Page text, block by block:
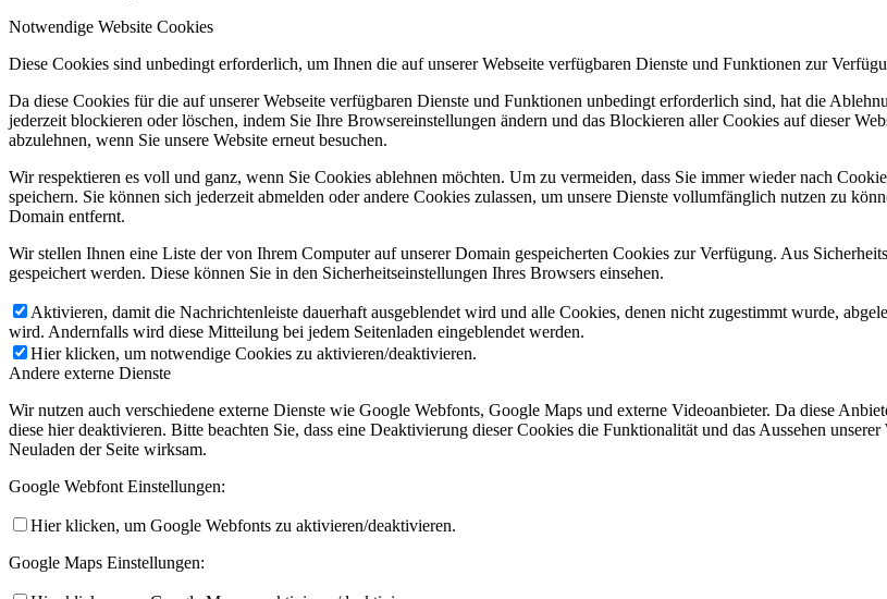
Notwendige Website Cookies
Diese Cookies sind unbedingt erforderlich, um Ihnen die auf unserer Webseite verfügbaren Dienste und Funktionen zur
Da diese Cookies für die auf unserer Webseite verfügbaren Dienste und Funktionen unbedingt erforderlich sind, hat die
jederzeit blockieren oder löschen, indem Sie Ihre Browsereinstellungen ändern und das Blockieren aller Cookies auf dieser
abzulehnen, wenn Sie unsere Website erneut besuchen.
Wir respektieren es voll und ganz, wenn Sie Cookies ablehnen möchten. Um zu vermeiden, dass Sie immer wieder nach
speichern. Sie können sich jederzeit abmelden oder andere Cookies zulassen, um unsere Dienste vollumfänglich nutzen zu
Domain entfernt.
Wir stellen Ihnen eine Liste der von Ihrem Computer auf unserer Domain gespeicherten Cookies zur Verfügung. Aus
gespeichert werden. Diese können Sie in den Sicherheitseinstellungen Ihres Browsers einsehen.
Aktivieren, damit die Nachrichtenleiste dauerhaft ausgeblendet wird und alle Cookies, denen nicht zugestimmt wurde,
wird. Andernfalls wird diese Mitteilung bei jedem Seitenladen eingeblendet werden.
Hier klicken, um notwendige Cookies zu aktivieren/deaktivieren.
Andere externe Dienste
Wir nutzen auch verschiedene externe Dienste wie Google Webfonts, Google Maps und externe Videoanbieter. Da diese
diese hier deaktivieren. Bitte beachten Sie, dass eine Deaktivierung dieser Cookies die Funktionalität und das Aussehen
Neuladen der Seite wirksam.
Google Webfont Einstellungen:
Hier klicken, um Google Webfonts zu aktivieren/deaktivieren.
Google Maps Einstellungen: